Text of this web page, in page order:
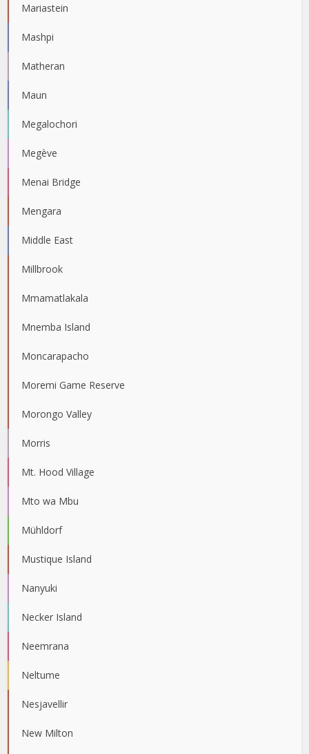
Mariastein
Mashpi
Matheran
Maun
Megalochori
Megève
Menai Bridge
Mengara
Middle East
Millbrook
Mmamatlakala
Mnemba Island
Moncarapacho
Moremi Game Reserve
Morongo Valley
Morris
Mt. Hood Village
Mto wa Mbu
Mühldorf
Mustique Island
Nanyuki
Necker Island
Neemrana
Neltume
Nesjavellir
New Milton